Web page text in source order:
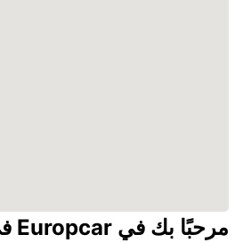
مرحبًا بك في Europcar في Toyonaka